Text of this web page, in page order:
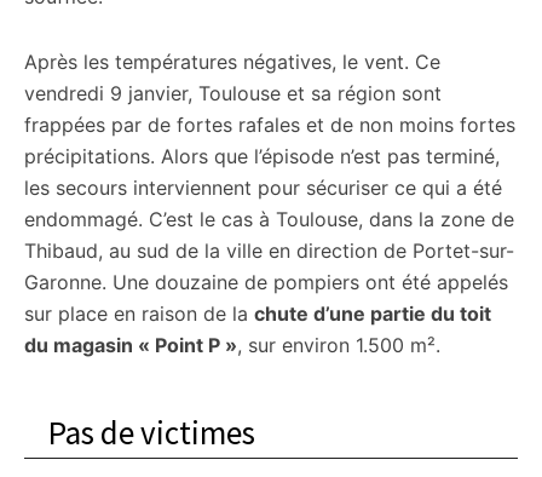
Après les températures négatives, le vent. Ce
vendredi 9 janvier, Toulouse et sa région sont
frappées par de fortes rafales et de non moins fortes
précipitations. Alors que l’épisode n’est pas terminé,
les secours interviennent pour sécuriser ce qui a été
endommagé. C’est le cas à Toulouse, dans la zone de
Thibaud, au sud de la ville en direction de Portet-sur-
Garonne. Une douzaine de pompiers ont été appelés
sur place en raison de la chute d’une partie du toit
du magasin « Point P », sur environ 1.500 m².
Pas de victimes